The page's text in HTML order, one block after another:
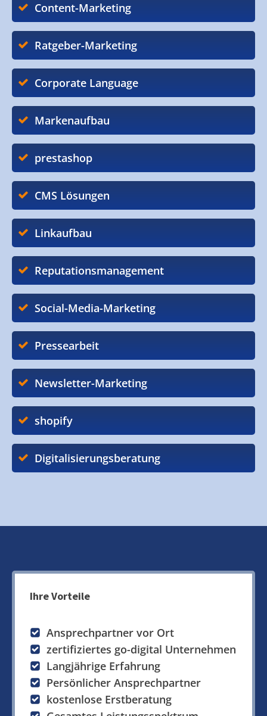
Content-Marketing
Ratgeber-Marketing
Corporate Language
Markenaufbau
prestashop
CMS Lösungen
Linkaufbau
Reputationsmanagement
Social-Media-Marketing
Pressearbeit
Newsletter-Marketing
shopify
Digitalisierungsberatung
Ihre Vorteile
Ansprechpartner vor Ort
zertifiziertes go-digital Unternehmen
Langjährige Erfahrung
Persönlicher Ansprechpartner
kostenlose Erstberatung